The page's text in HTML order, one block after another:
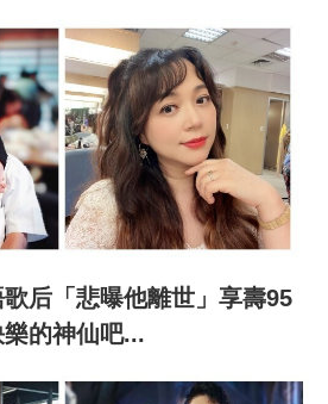
后「悲曝他離世」享壽95
的神仙吧...